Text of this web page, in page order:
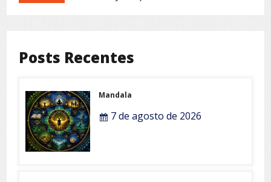
Posts Recentes
Mandala
7 de agosto de 2026